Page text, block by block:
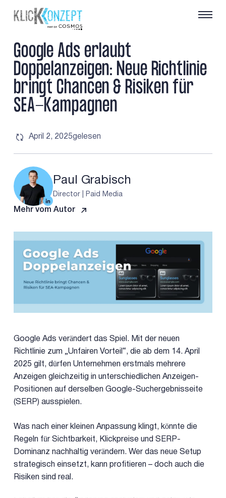
Google Adserlaubt
Doppelanzeigen: NeueRichtlinie
bringt Chancen &Risikenfür
SEA-Kampagnen
April 2, 2025gelesen
Paul Grabisch
Director | Paid Media
Mehr vom Autor
Google Ads verändert das Spiel. Mit der neuen
Richtlinie zum „Unfairen Vorteil“, die ab dem 14. April
2025 gilt, dürfen Unternehmen erstmals mehrere
Anzeigen gleichzeitig in unterschiedlichen Anzeigen-
Positionen auf derselben Google-Suchergebnisseite
(SERP) ausspielen.
Was nach einer kleinen Anpassung klingt, könnte die
Regeln für Sichtbarkeit, Klickpreise und SERP-
Dominanz nachhaltig verändern. Wer das neue Setup
strategisch einsetzt, kann profitieren – doch auch die
Risiken sind real.